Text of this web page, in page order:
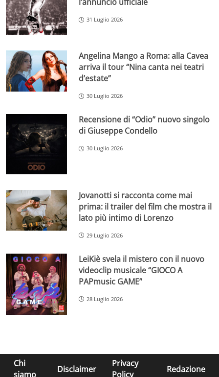
31 Luglio 2026
Angelina Mango a Roma: alla Cavea
arriva il tour “Nina canta nei teatri
d’estate”
30 Luglio 2026
Recensione di “Odio” nuovo singolo
di Giuseppe Condello
30 Luglio 2026
Jovanotti si racconta come mai
prima: il trailer del film che mostra il
lato più intimo di Lorenzo
29 Luglio 2026
LeiKiè svela il mistero con il nuovo
videoclip musicale “GIOCO A
PAPmusic GAME”
28 Luglio 2026
Chi
siamo
Disclaimer
Privacy
Policy
Redazione